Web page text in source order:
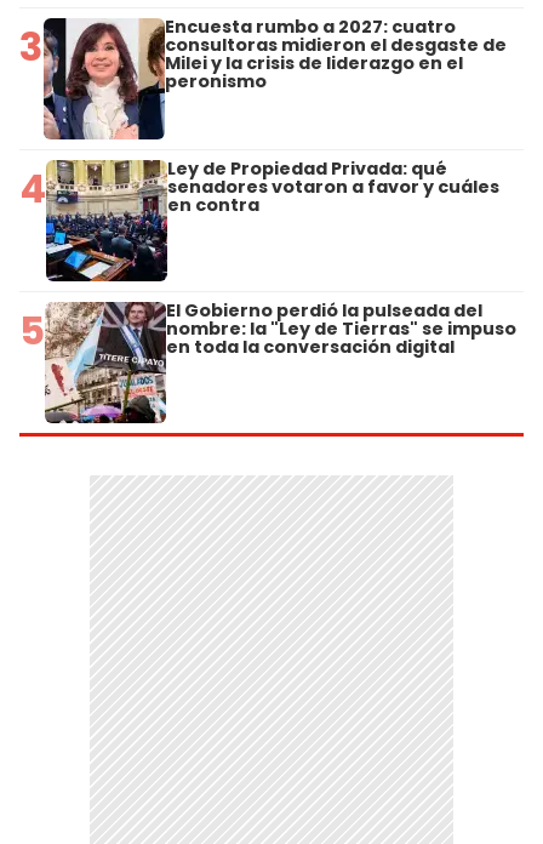
3 Encuesta rumbo a 2027: cuatro
consultoras midieron el desgaste de
Milei y la crisis de liderazgo en el
peronismo
4 Ley de Propiedad Privada: qué
senadores votaron a favor y cuáles
en contra
5 El Gobierno perdió la pulseada del
nombre: la "Ley de Tierras" se impuso
en toda la conversación digital